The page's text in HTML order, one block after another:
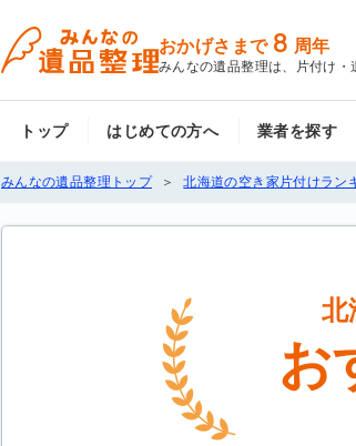
おかげさまで 8 周年
みんなの遺品整理は、片付け
トップ はじめての方へ 業者を探す
みんなの遺品整理トップ 北海道の空き家片付けラン
北
お